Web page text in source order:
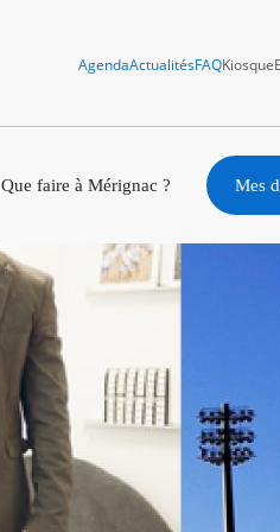
AgendaActualitésFAQKiosque
Que faire à Mérignac ? Mes